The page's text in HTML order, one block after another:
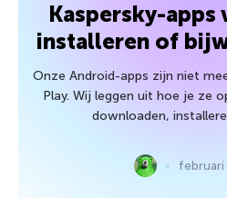
Kaspersky-
installeren of
Onze Android-apps zijn niet
Play. Wij leggen uit hoe je ze
downloaden,
februari